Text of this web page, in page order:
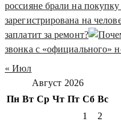
россияне брали на
зарегистрирована на
заплатит за ремонт?
звонка с «официального»
« Июл
Август 2026
Пн Вт Ср Чт Пт Сб Вс
1
2